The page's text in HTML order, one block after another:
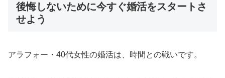
後悔しないために今すぐ婚活をスタートさ
せよう
アラフォー・40代女性の婚活は、時間との戦いです。